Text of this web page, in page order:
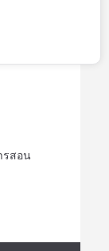
รสอน